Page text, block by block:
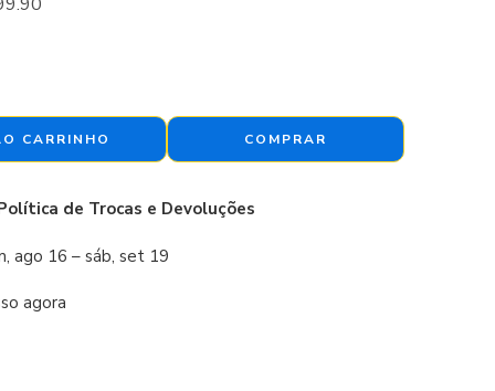
CARRINHO COMPRAR
de Trocas e Devoluções
ago 16 – sáb, set 19
agora